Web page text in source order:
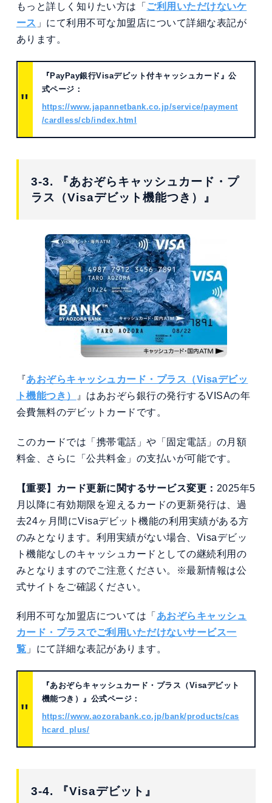
もっと詳しく知りたい方は「 ご利用いただけないケ
ース 」にて利用不可な加盟店について詳細な表記が
あります。
『PayPay銀行Visaデビット付キャッシュカード』公
式ページ：
https://www.japannetbank.co.jp/service/payment
/cardless/cb/index.html
3-3. 『あおぞらキャッシュカード・プ
ラス（Visaデビット機能つき）』
『あおぞらキャッシュカード・プラス（Visaデビッ
ト機能つき）
』はあおぞら銀行の発行するVISAの年
会費無料のデビットカードです。
このカードでは「携帯電話」や「固定電話」の月額
料金、さらに「公共料金」の支払いが可能です。
【重要】カード更新に関するサービス変更： 2025年5
月以降に有効期限を迎えるカードの更新発行は、過
去24ヶ月間にVisaデビット機能の利用実績がある方
のみとなります。利用実績がない場合、Visaデビッ
ト機能なしのキャッシュカードとしての継続利用の
みとなりますのでご注意ください。※最新情報は公
式サイトをご確認ください。
利用不可な加盟店については「 あおぞらキャッシュ
カード・プラスでご利用いただけないサービス一
覧 」にて詳細な表記があります。
『あおぞらキャッシュカード・プラス（Visaデビット
機能つき）』公式ページ：
https://www.aozorabank.co.jp/bank/products/cas
hcard_plus/
3-4. 『Visaデビット』